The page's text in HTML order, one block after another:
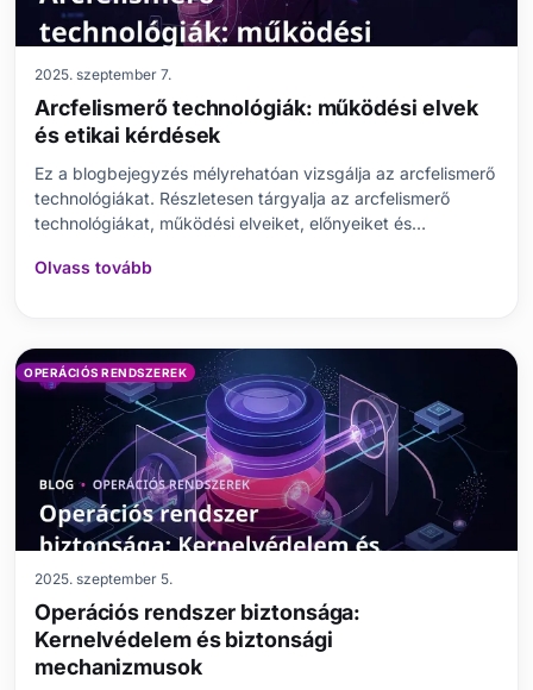
2025. szeptember 7.
Arcfelismerő technológiák: működési elvek
és etikai kérdések
Ez a blogbejegyzés mélyrehatóan vizsgálja az arcfelismerő
technológiákat. Részletesen tárgyalja az arcfelismerő
technológiákat, működési elveiket, előnyeiket és
és különösen az etikai kérdéseket. Tárgyalja a személyes
Olvass tovább
OPERÁCIÓS RENDSZEREK
2025. szeptember 5.
Operációs rendszer biztonsága:
Kernelvédelem és biztonsági
mechanizmusok